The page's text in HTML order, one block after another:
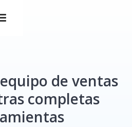
de ventas
completas